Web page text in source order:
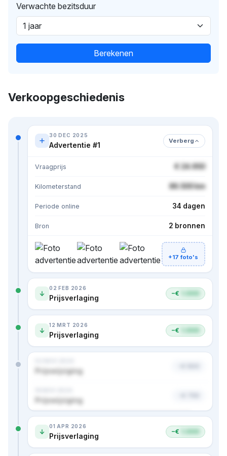
Verwachte bezitsduur
Berekenen
Verkoopgeschiedenis
30 DEC 2025
Advertentie #1 Verberg
Vraagprijs € 24.950
Kilometerstand 86.500 km
Periode online 34 dagen
Bron 2 bronnen
+17 foto's
02 FEB 2026
Prijsverlaging −€
12 MRT 2026
Prijsverlaging −€
Prijswijziging
Prijswijziging
Nog 1 advertentie en 2 prijzen · bekijk in premium
01 APR 2026
Prijsverlaging −€